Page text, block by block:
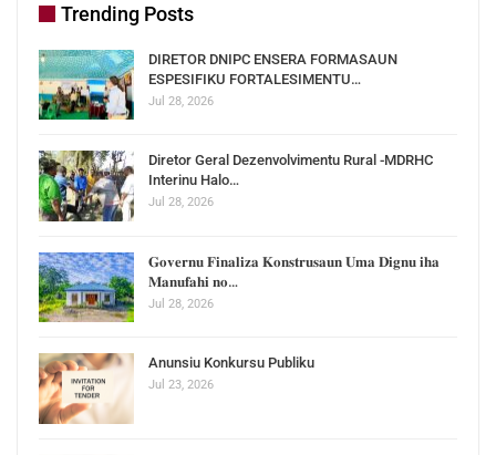
Trending Posts
DIRETOR DNIPC ENSERA FORMASAUN
ESPESIFIKU FORTALESIMENTU…
Jul 28, 2026
Diretor Geral Dezenvolvimentu Rural -MDRHC
Interinu Halo…
Jul 28, 2026
𝐆𝐨𝐯𝐞𝐫𝐧𝐮 𝐅𝐢𝐧𝐚𝐥𝐢𝐳𝐚 𝐊𝐨𝐧𝐬𝐭𝐫𝐮𝐬𝐚𝐮𝐧 𝐔𝐦𝐚 𝐃𝐢𝐠𝐧𝐮 𝐢𝐡𝐚
𝐌𝐚𝐧𝐮𝐟𝐚𝐡𝐢 𝐧𝐨…
Jul 28, 2026
Anunsiu Konkursu Publiku
Jul 23, 2026